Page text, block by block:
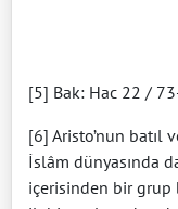
[5] Bak: Hac 22 /
[6] Aristo’nun batıl
İslâm dünyasında
içerisinden bir